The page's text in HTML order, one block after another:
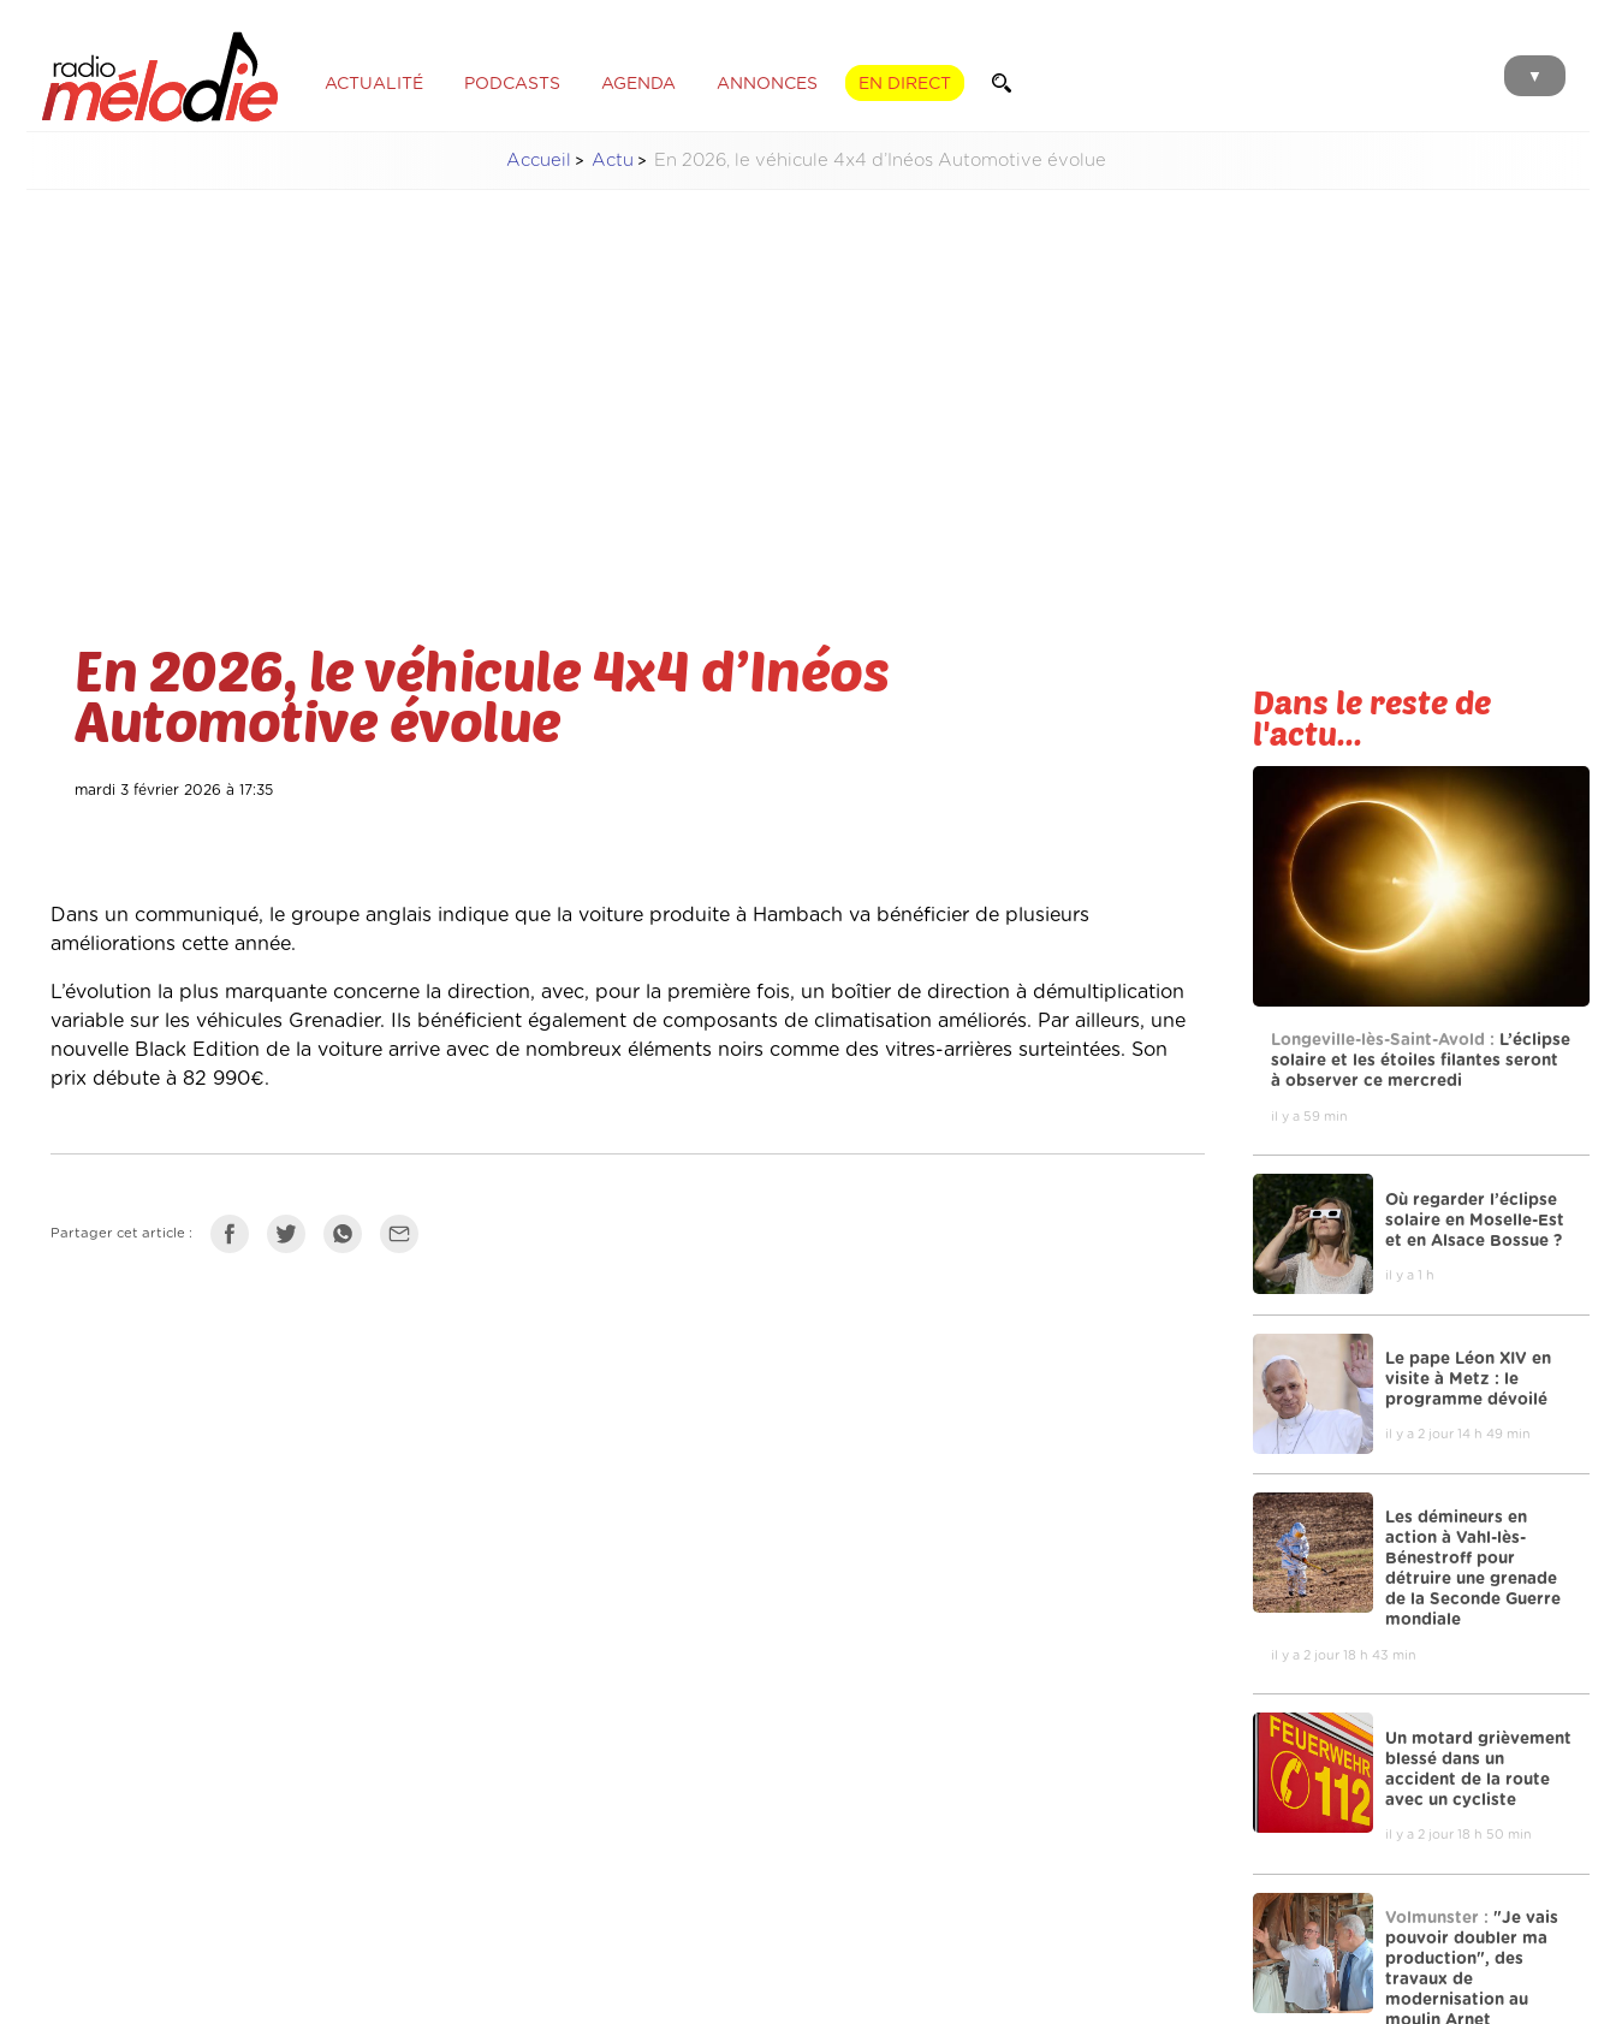
ACTUALITÉ PODCASTS AGENDA ANNONCES EN DIRECT ▼
Accueil Actu En 2026, le véhicule 4x4 d’Inéos Automotive évolue
En 2026, le véhicule 4x4 d’Inéos
Automotive évolue
mardi 3 février 2026 à 17:35
Dans un communiqué, le groupe anglais indique que la voiture produite à Hambach va bénéficier de plusieurs
améliorations cette année.
L’évolution la plus marquante concerne la direction, avec, pour la première fois, un boîtier de direction à démultiplication
variable sur les véhicules Grenadier. Ils bénéficient également de composants de climatisation améliorés. Par ailleurs, une
nouvelle Black Edition de la voiture arrive avec de nombreux éléments noirs comme des vitres-arrières surteintées. Son
prix débute à 82 990€.
Partager cet article :
Dans le reste de
l'actu...
Longeville-lès-Saint-Avold : L’éclipse
solaire et les étoiles filantes seront
à observer ce mercredi
il y a 59 min
Où regarder l’éclipse
solaire en Moselle-Est
et en Alsace Bossue ?
il y a 1 h
Le pape Léon XIV en
visite à Metz : le
programme dévoilé
il y a 2 jour 14 h 49 min
Les démineurs en
action à Vahl-lès-
Bénestroff pour
détruire une grenade
de la Seconde Guerre
mondiale
il y a 2 jour 18 h 43 min
Un motard grièvement
blessé dans un
accident de la route
avec un cycliste
il y a 2 jour 18 h 50 min
Volmunster : "Je vais
pouvoir doubler ma
production", des
travaux de
modernisation au
moulin Arnet